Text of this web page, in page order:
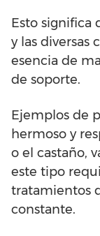
Esto significa
y las diversas
esencia de
de soporte.
Ejemplos de
hermoso y
o el castaño,
este tipo
tratamientos
constante.